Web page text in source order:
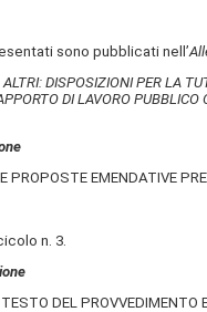
sono pubblicati nell’
DISPOSIZIONI PER LA
DI LAVORO
PROPOSTE EMENDATIVE
n. 3.
DEL